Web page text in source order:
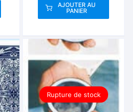
AJOUTER AU
PANIER
Rupture de stock